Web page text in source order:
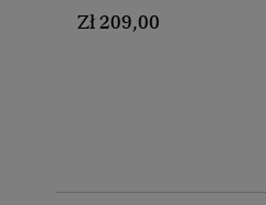
Zł 209,00